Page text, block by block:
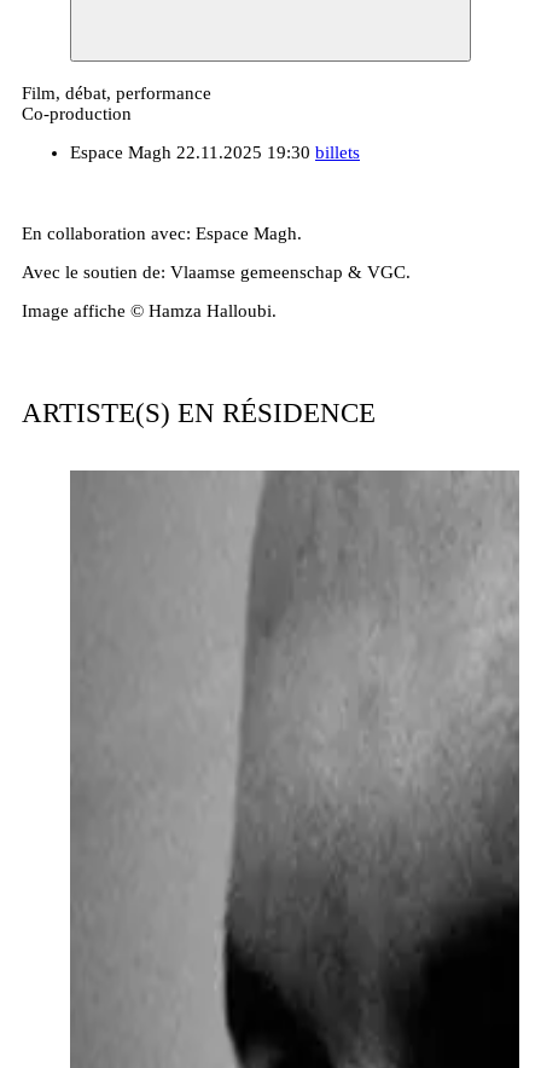
Film, débat, performance
Co-production
Espace Magh 22.11.2025 19:30 billets
En collaboration avec: Espace Magh.
Avec le soutien de: Vlaamse gemeenschap & VGC.
Image affiche © Hamza Halloubi.
ARTISTE(S) EN RÉSIDENCE